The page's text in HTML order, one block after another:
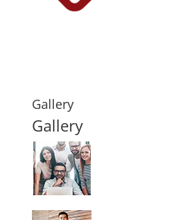
Gallery
Gallery